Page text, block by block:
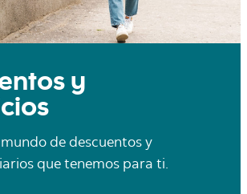
y
de descuentos y
que tenemos para ti.